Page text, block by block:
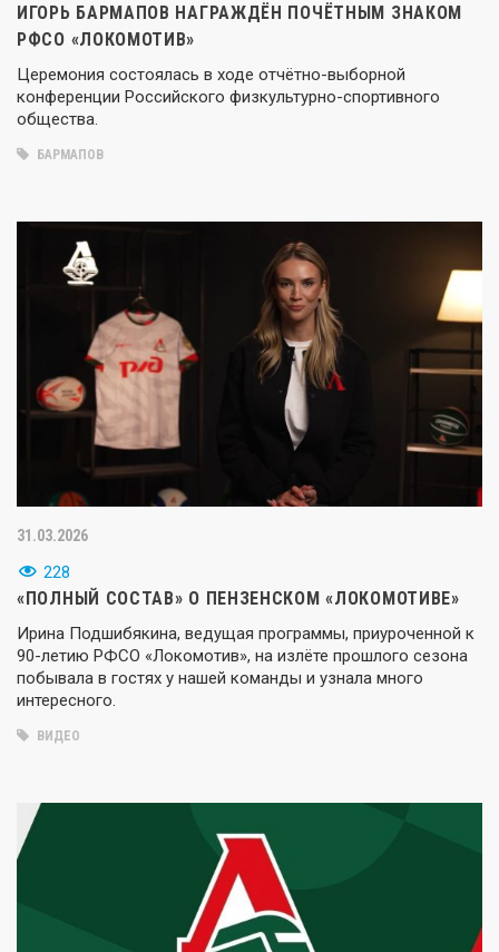
ИГОРЬ БАРМАПОВ НАГРАЖДЁН ПОЧЁТНЫМ ЗНАКОМ
РФСО «ЛОКОМОТИВ»
Церемония состоялась в ходе отчётно-выборной
конференции Российского физкультурно-спортивного
общества.
БАРМАПОВ
31.03.2026
228
«ПОЛНЫЙ СОСТАВ» О ПЕНЗЕНСКОМ «ЛОКОМОТИВЕ»
Ирина Подшибякина, ведущая программы, приуроченной к
90-летию РФСО «Локомотив», на излёте прошлого сезона
побывала в гостях у нашей команды и узнала много
интересного.
ВИДЕО